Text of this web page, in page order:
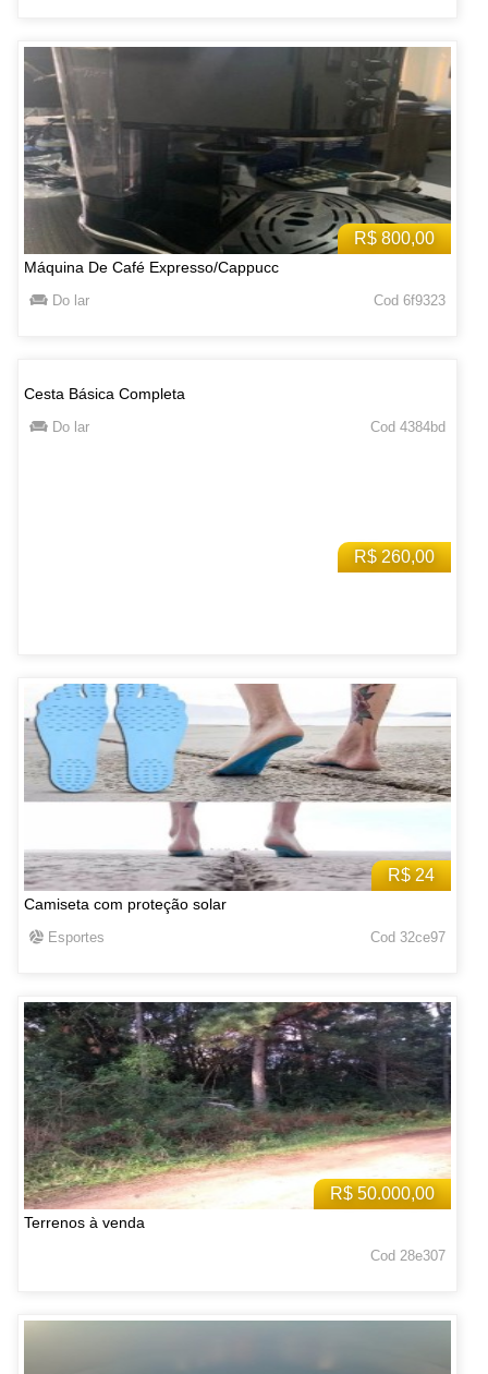
R$ 800,00
Máquina De Café Expresso/Cappucc
Do lar Cod 6f9323
R$ 260,00
Cesta Básica Completa
Do lar Cod 4384bd
R$ 24
Camiseta com proteção solar
Esportes Cod 32ce97
R$ 50.000,00
Terrenos à venda
Cod 28e307